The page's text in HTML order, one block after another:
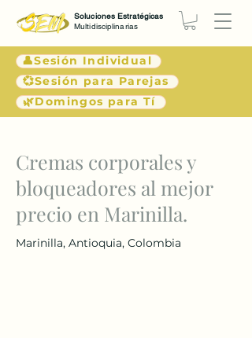
👤Sesión Individual
💞Sesión para Parejas
🌿Domingos para Tí
Soluciones Estratégicas
Multidisciplinarias
< Atrás
Cremas corporales y
bloqueadores al mejor
precio en Marinilla.
Marinilla, Antioquia, Colombia